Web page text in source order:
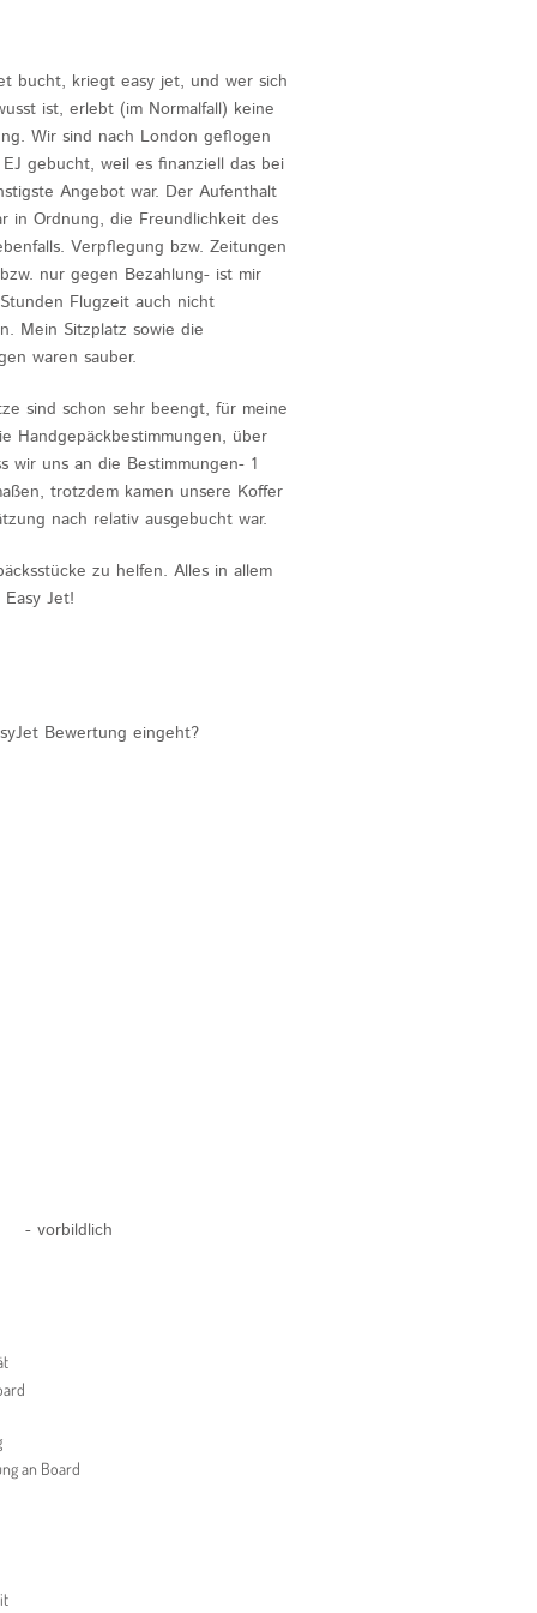
bucht, kriegt easy jet, und wer sich
ist, erlebt (im Normalfall) keine
Wir sind nach London geflogen
gebucht, weil es finanziell das bei
Angebot war. Der Aufenthalt
in Ordnung, die Freundlichkeit des
Verpflegung bzw. Zeitungen
nur gegen Bezahlung- ist mir
Flugzeit auch nicht
Mein Sitzplatz sowie die
waren sauber.
sind schon sehr beengt, für meine
Handgepäckbestimmungen, über
wir uns an die Bestimmungen- 1
trotzdem kamen unsere Koffer
nach relativ ausgebucht war.
zu helfen. Alles in allem
Jet!
Bewertung eingeht?
- vorbildlich
an Board